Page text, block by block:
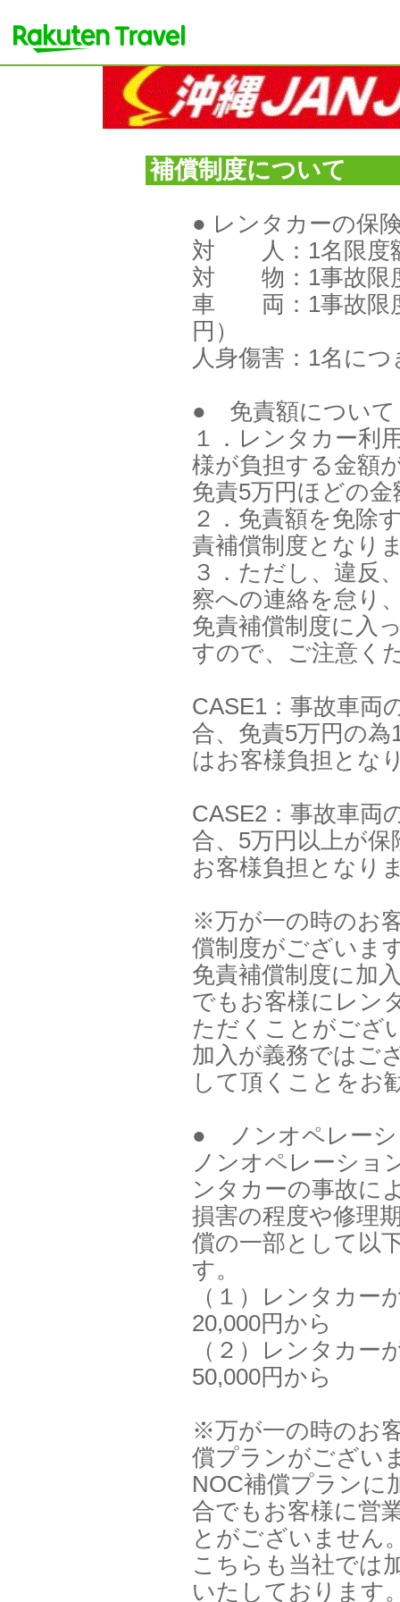
補償制度について
● レンタカーの保
対 人：1名限
対 物：1事故限
車 両：1事故限
円）
人身傷害：1名に
● 免責額について
１．レンタカー利
様が負担する金額
免責5万円ほどの
２．免責額を免除
責補償制度となり
３．ただし、違反
察への連絡を怠り
免責補償制度に入
すので、ご注意く
CASE1：事故車両
合、免責5万円の
はお客様負担とな
CASE2：事故車両
合、5万円以上が
お客様負担となり
※万が一の時のお
償制度がございま
免責補償制度に加
でもお客様にレン
ただくことがござ
加入が義務ではご
して頂くことをお
● ノンオペレーシ
ノンオペレーショ
ンタカーの事故に
損害の程度や修理
償の一部として以
す。
（１）レンタカ
20,000円から
（２）レンタカー
50,000円から
※万が一の時のお
償プランがござい
NOC補償プランに
合でもお客様に営
とがございません
こちらも当社では
いたしております